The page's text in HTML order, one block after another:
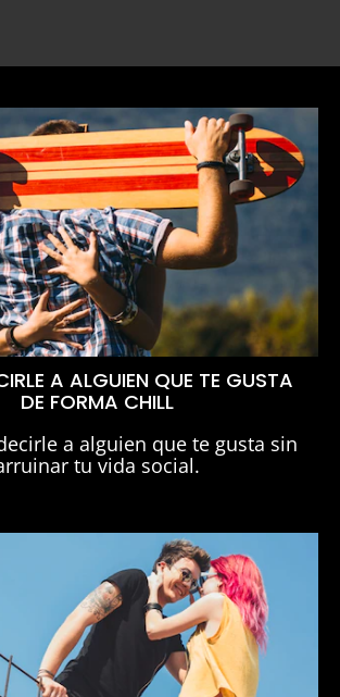
A ALGUIEN QUE TE GUSTA
DE FORMA CHILL
a alguien que te gusta sin
tu vida social.